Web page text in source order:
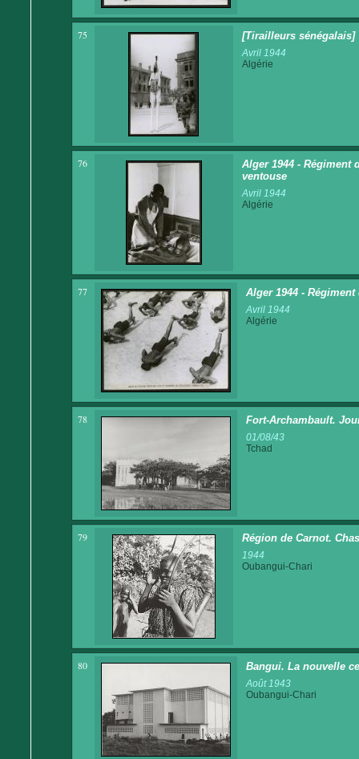
75 [Tirailleurs sénégalais]
Avril 1944
Algérie
76
Alger 1944 - Régiment
ventouse
Avril 1944
Algérie
77 Alger 1944 -
Avril 1944
Algérie
78 Fort-Archambault.
01/08/43
Tchad
79 Région de Carnot.
1944
Oubangui-Chari
80 Bangui. La nouvelle
Août 1943
Oubangui-Chari